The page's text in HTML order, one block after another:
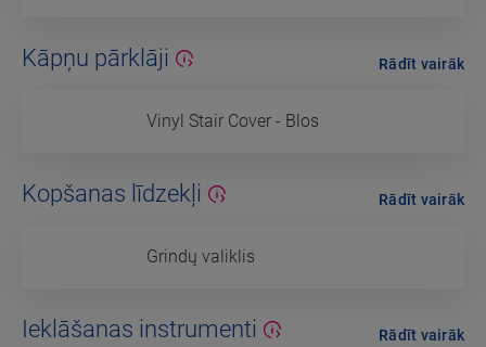
Kāpņu pārklāji
Vinyl Stair Cover - Blos
Rādīt vairāk
Kopšanas līdzekļi
Grindų valiklis
Rādīt vairāk
Ieklāšanas instrumenti Rādīt vairāk